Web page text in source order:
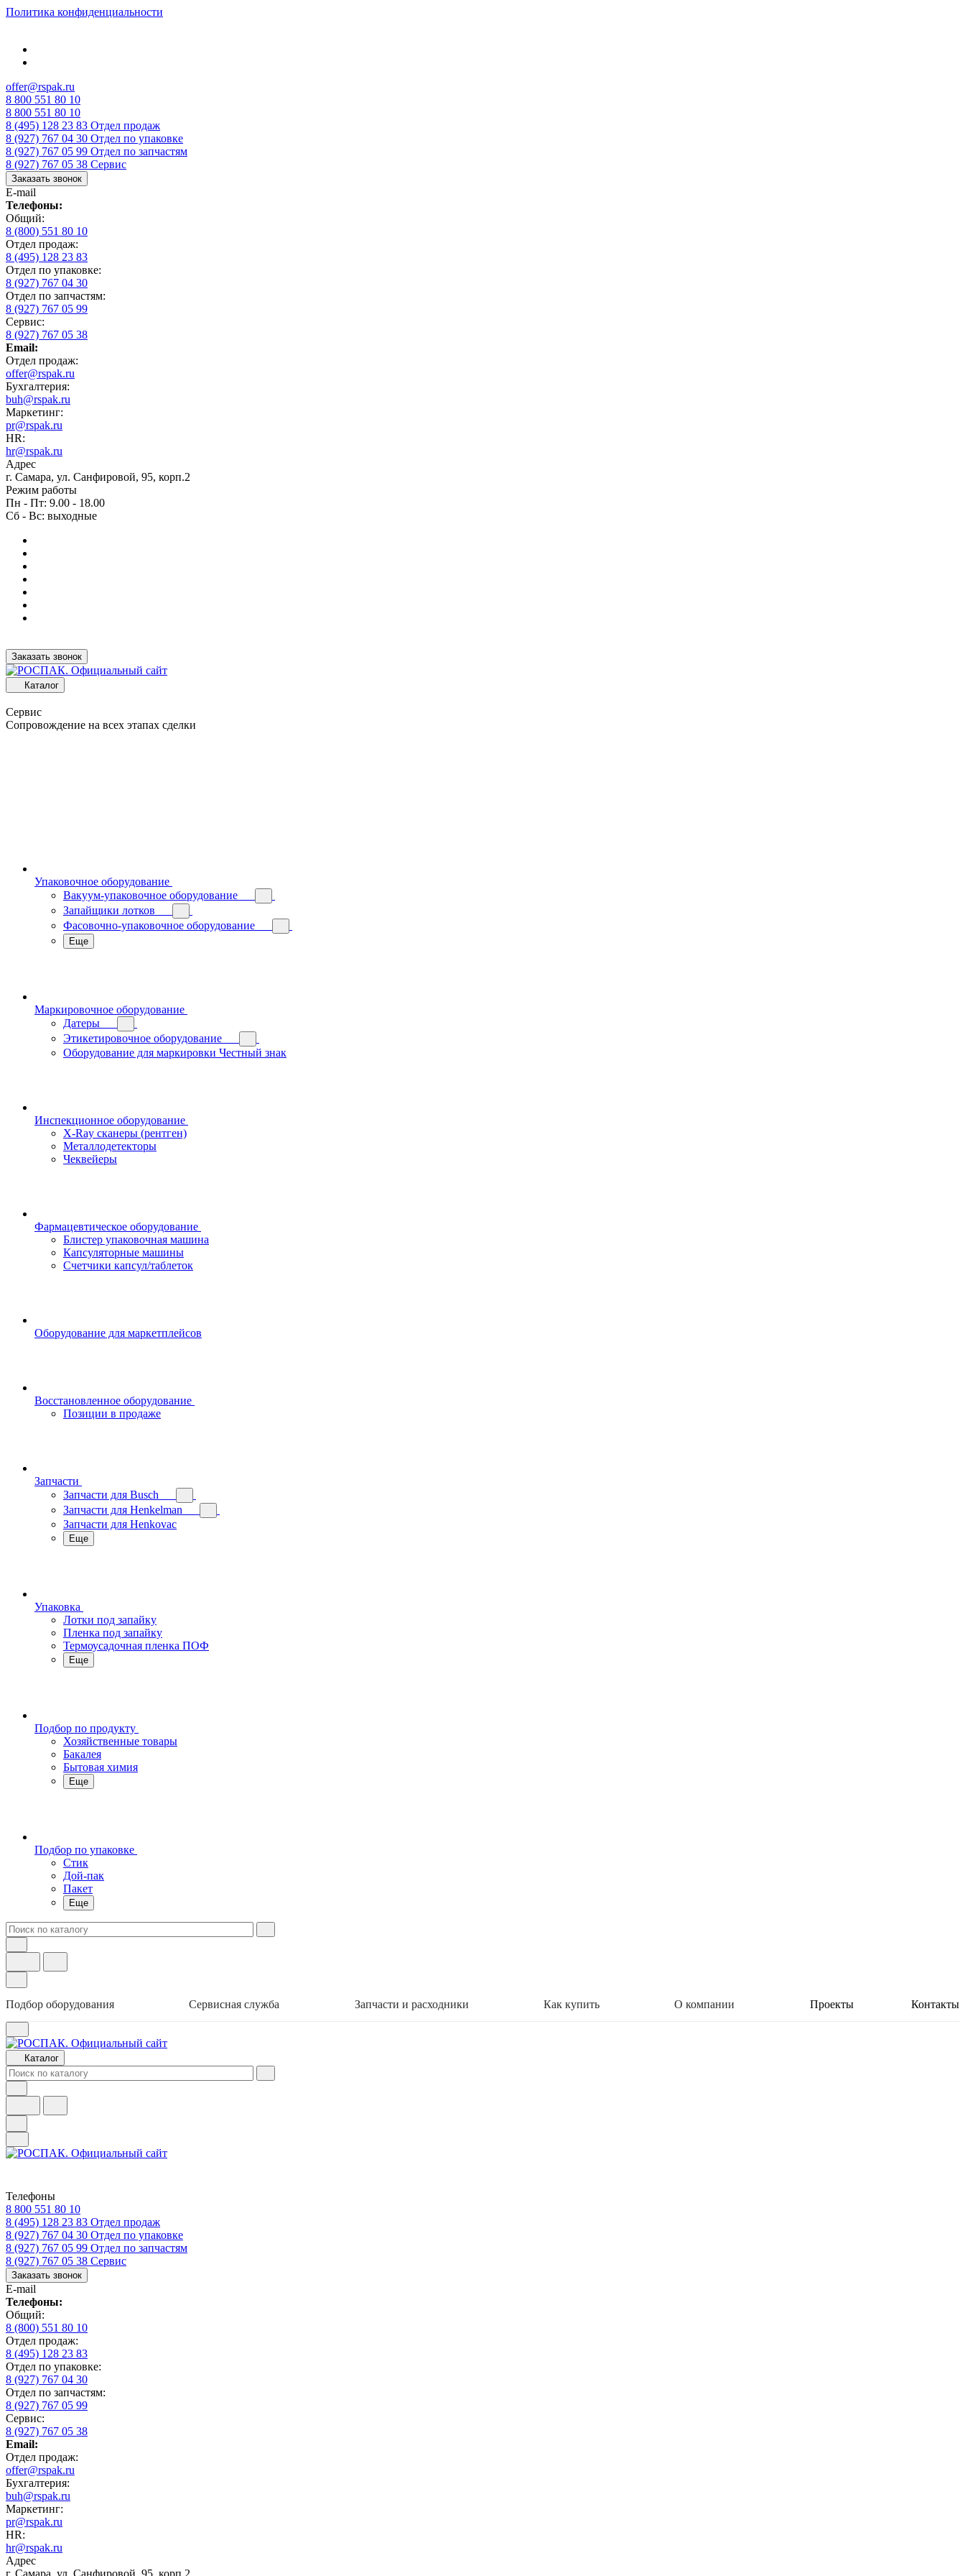
Политика конфиденциальности
offer@rspak.ru
8 800 551 80 10
8 800 551 80 10
8 (495) 128 23 83 Отдел продаж
8 (927) 767 04 30 Отдел по упаковке
8 (927) 767 05 99 Отдел по запчастям
8 (927) 767 05 38 Сервис
Заказать звонок
E-mail
Телефоны:
Общий:
8 (800) 551 80 10
Отдел продаж:
8 (495) 128 23 83
Отдел по упаковке:
8 (927) 767 04 30
Отдел по запчастям:
8 (927) 767 05 99
Сервис:
8 (927) 767 05 38
Email:
Отдел продаж:
offer@rspak.ru
Бухгалтерия:
buh@rspak.ru
Маркетинг:
pr@rspak.ru
HR:
hr@rspak.ru
Адрес
г. Самара, ул. Санфировой, 95, корп.2
Режим работы
Пн - Пт: 9.00 - 18.00
Сб - Вс: выходные
Заказать звонок
Каталог
Сервис
Сопровождение на всех этапах сделки
Упаковочное оборудование
Вакуум-упаковочное оборудование
Запайщики лотков
Фасовочно-упаковочное оборудование
Еще
Маркировочное оборудование
Датеры
Этикетировочное оборудование
Оборудование для маркировки Честный знак
Инспекционное оборудование
X-Ray сканеры (рентген)
Металлодетекторы
Чеквейеры
Фармацевтическое оборудование
Блистер упаковочная машина
Капсуляторные машины
Счетчики капсул/таблеток
Оборудование для маркетплейсов
Восстановленное оборудование
Позиции в продаже
Запчасти
Запчасти для Busch
Запчасти для Henkelman
Запчасти для Henkovac
Еще
Упаковка
Лотки под запайку
Пленка под запайку
Термоусадочная пленка ПОФ
Еще
Подбор по продукту
Хозяйственные товары
Бакалея
Бытовая химия
Еще
Подбор по упаковке
Стик
Дой-пак
Пакет
Еще
Подбор оборудования Сервисная служба Запчасти и расходники Как купить О компании Проекты Контакты
Каталог
Телефоны
8 800 551 80 10
8 (495) 128 23 83 Отдел продаж
8 (927) 767 04 30 Отдел по упаковке
8 (927) 767 05 99 Отдел по запчастям
8 (927) 767 05 38 Сервис
Заказать звонок
E-mail
Телефоны:
Общий:
8 (800) 551 80 10
Отдел продаж:
8 (495) 128 23 83
Отдел по упаковке:
8 (927) 767 04 30
Отдел по запчастям:
8 (927) 767 05 99
Сервис:
8 (927) 767 05 38
Email:
Отдел продаж:
offer@rspak.ru
Бухгалтерия:
buh@rspak.ru
Маркетинг:
pr@rspak.ru
HR:
hr@rspak.ru
Адрес
г. Самара, ул. Санфировой, 95, корп.2